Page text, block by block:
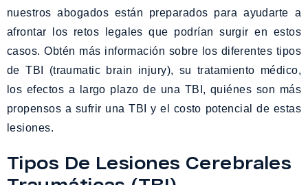
nuestros abogados están preparados para ayudarte a
afrontar los retos legales que podrían surgir en estos
casos. Obtén más información sobre los diferentes tipos
de TBI (traumatic brain injury), su tratamiento médico,
los efectos a largo plazo de una TBI, quiénes son más
propensos a sufrir una TBI y el costo potencial de estas
lesiones.
Tipos De Lesiones Cerebrales